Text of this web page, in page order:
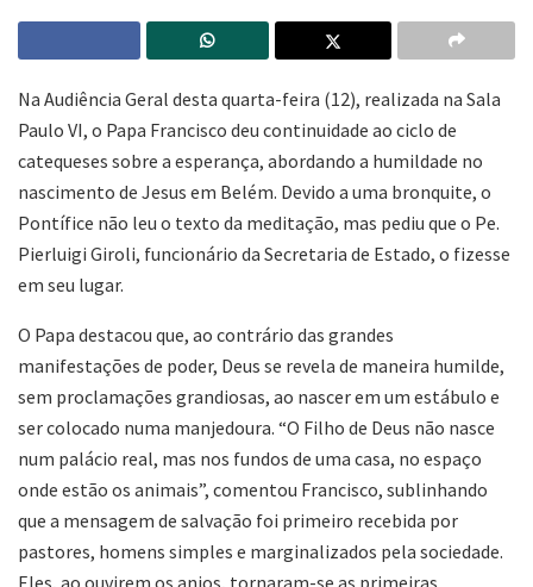
Na Audiência Geral desta quarta-feira (12), realizada na Sala
Paulo VI, o Papa Francisco deu continuidade ao ciclo de
catequeses sobre a esperança, abordando a humildade no
nascimento de Jesus em Belém. Devido a uma bronquite, o
Pontífice não leu o texto da meditação, mas pediu que o Pe.
Pierluigi Giroli, funcionário da Secretaria de Estado, o fizesse
em seu lugar.
O Papa destacou que, ao contrário das grandes
manifestações de poder, Deus se revela de maneira humilde,
sem proclamações grandiosas, ao nascer em um estábulo e
ser colocado numa manjedoura. “O Filho de Deus não nasce
num palácio real, mas nos fundos de uma casa, no espaço
onde estão os animais”, comentou Francisco, sublinhando
que a mensagem de salvação foi primeiro recebida por
pastores, homens simples e marginalizados pela sociedade.